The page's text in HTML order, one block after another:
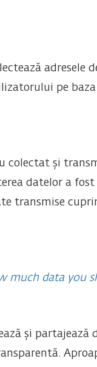
adresele
pe
colectat și
datelor a
transmise
much data you
și